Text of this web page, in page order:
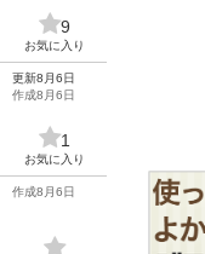
9
お気に入り
更新8月6日
作成8月6日
1
お気に入り
作成8月6日